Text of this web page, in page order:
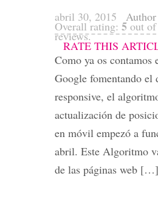
abril 30, 2015 Author
Overall rating: 5out of
reviews.
RATE THIS
Como ya os contamos
Google fomentando el
responsive, el
actualización de
en móvil empezó a
abril. Este Algoritmo
de las páginas web […]